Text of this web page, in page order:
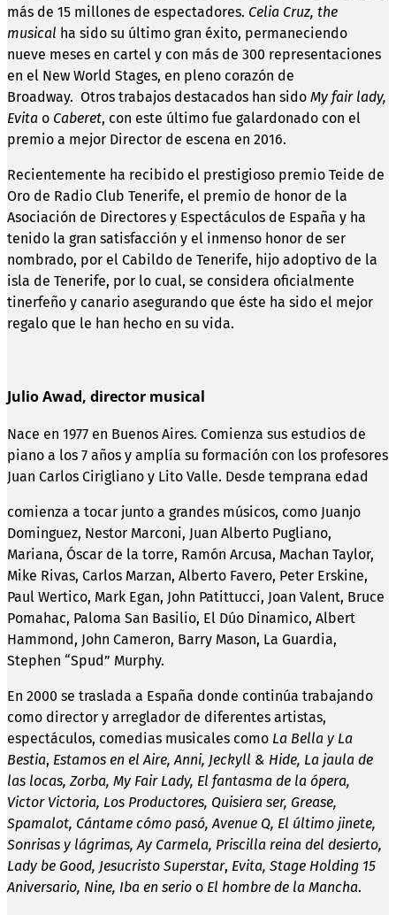
más de 15 millones de espectadores. Celia Cruz, the
musical ha sido su último gran éxito, permaneciendo
nueve meses en cartel y con más de 300 representaciones
en el New World Stages, en pleno corazón de
Broadway. Otros trabajos destacados han sido My fair lady,
Evita o Caberet, con este último fue galardonado con el
premio a mejor Director de escena en 2016.
Recientemente ha recibido el prestigioso premio Teide de
Oro de Radio Club Tenerife, el premio de honor de la
Asociación de Directores y Espectáculos de España y ha
tenido la gran satisfacción y el inmenso honor de ser
nombrado, por el Cabildo de Tenerife, hijo adoptivo de la
isla de Tenerife, por lo cual, se considera oficialmente
tinerfeño y canario asegurando que éste ha sido el mejor
regalo que le han hecho en su vida.
Julio Awad, director musical
Nace en 1977 en Buenos Aires. Comienza sus estudios de
piano a los 7 años y amplía su formación con los profesores
Juan Carlos Cirigliano y Lito Valle. Desde temprana edad
comienza a tocar junto a grandes músicos, como Juanjo
Dominguez, Nestor Marconi, Juan Alberto Pugliano,
Mariana, Óscar de la torre, Ramón Arcusa, Machan Taylor,
Mike Rivas, Carlos Marzan, Alberto Favero, Peter Erskine,
Paul Wertico, Mark Egan, John Patittucci, Joan Valent, Bruce
Pomahac, Paloma San Basilio, El Dúo Dinamico, Albert
Hammond, John Cameron, Barry Mason, La Guardia,
Stephen “Spud” Murphy.
En 2000 se traslada a España donde continúa trabajando
como director y arreglador de diferentes artistas,
espectáculos, comedias musicales como La Bella y La
Bestia, Estamos en el Aire, Anni, Jeckyll & Hide, La jaula de
las locas, Zorba, My Fair Lady, El fantasma de la ópera,
Victor Victoria, Los Productores, Quisiera ser, Grease,
Spamalot, Cántame cómo pasó, Avenue Q, El último jinete,
Sonrisas y lágrimas, Ay Carmela, Priscilla reina del desierto,
Lady be Good, Jesucristo Superstar, Evita, Stage Holding 15
Aniversario, Nine, Iba en serio o El hombre de la Mancha.